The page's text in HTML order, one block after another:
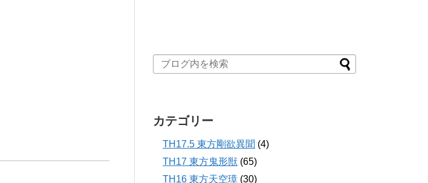
カテゴリー
TH17.5 東方剛欲異聞 (4)
TH17 東方鬼形獣 (65)
TH16 東方天空璋 (30)